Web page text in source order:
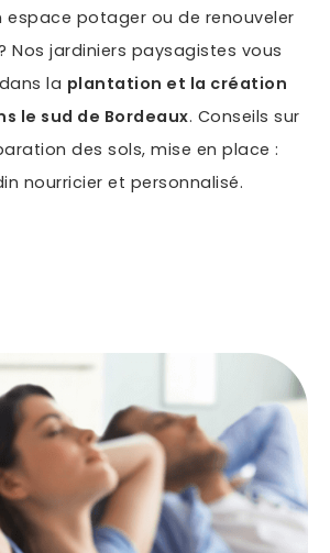
espace potager ou de renouveler
Nos jardiniers paysagistes vous
la plantation et la création
le sud de Bordeaux. Conseils sur
des sols, mise en place :
nourricier et personnalisé.
ce formulaire, j'accepte que les
*